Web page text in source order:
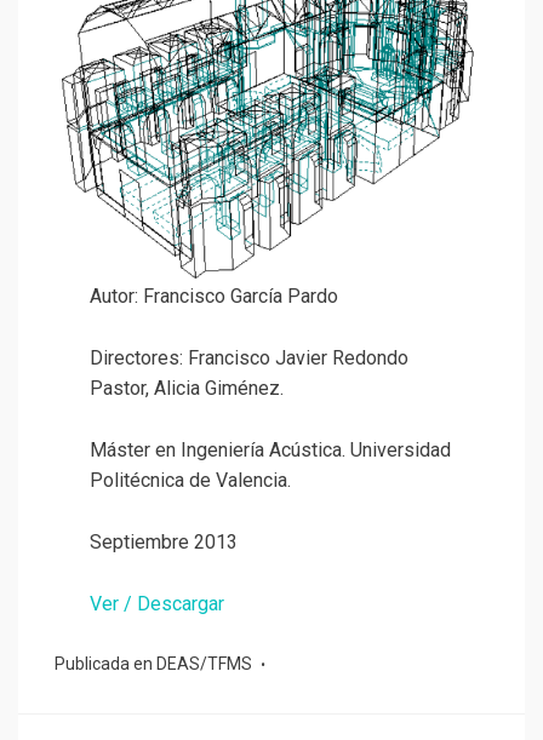
Autor: Francisco García Pardo
Directores: Francisco Javier Redondo
Pastor, Alicia Giménez.
Máster en Ingeniería Acústica. Universidad
Politécnica de Valencia.
Septiembre 2013
Ver / Descargar
Publicada en DEAS/TFMS